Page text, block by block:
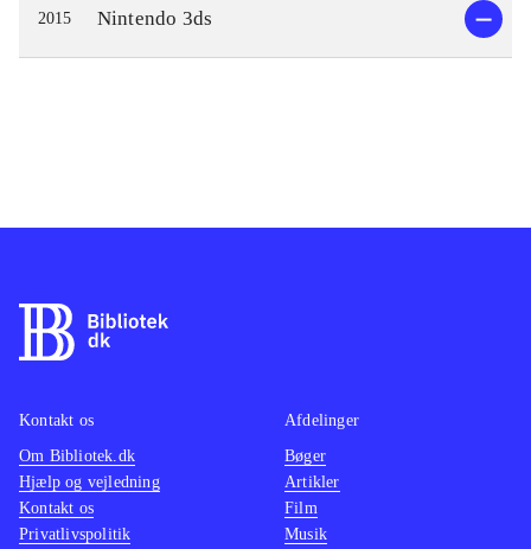
2015 Nintendo 3ds
Kontakt os
Om Bibliotek.dk
Hjælp og vejledning
Kontakt os
Privatlivspolitik
Afdelinger
Bøger
Artikler
Film
Musik